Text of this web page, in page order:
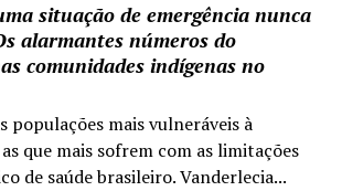
situação de emergência nunca
alarmantes números do
comunidades indígenas no
populações mais vulneráveis à
que mais sofrem com as limitações
de saúde brasileiro. Vanderlecia...